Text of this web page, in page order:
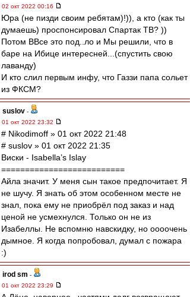
02 окт 2022 00:16
Юра (не пизди своим ребятам)!)), а кто (как ты
думаешь) проспонсировал Спартак ТВ? ))
Потом ВВсе это под..ло и Мы решили, что в
баре на Ибице интересней...(спустить свою
лаванду)
И кто слил первым инфу, что Газзи папа сольет
из ФКСМ?
suslov -
01 окт 2022 23:32
# Nikodimoff » 01 окт 2022 21:48
# suslov » 01 окт 2022 21:35
Виски - Isabella’s Islay
==========================
Айла значит. У меня сын такое предпочитает. Я
не шучу. Я знать об этом особенном месте не
знал, пока ему не приобрёл под заказ и над
ценой не усмехнулся. Только он не из
Изабеллы. Не вспомню навскидку, но оооочень
дымное. Я когда попробовал, думал с пожара
:)
irod sm -
01 окт 2022 23:29